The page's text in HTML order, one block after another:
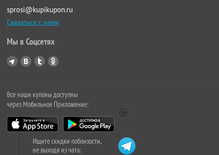
sprosi@kupikupon.ru
Связаться с нами
Мы в Соцсетях
Все наши купоны доступны
через Мобильное Приложение:
Ищите скидки поблизости,
не выходя из чата: